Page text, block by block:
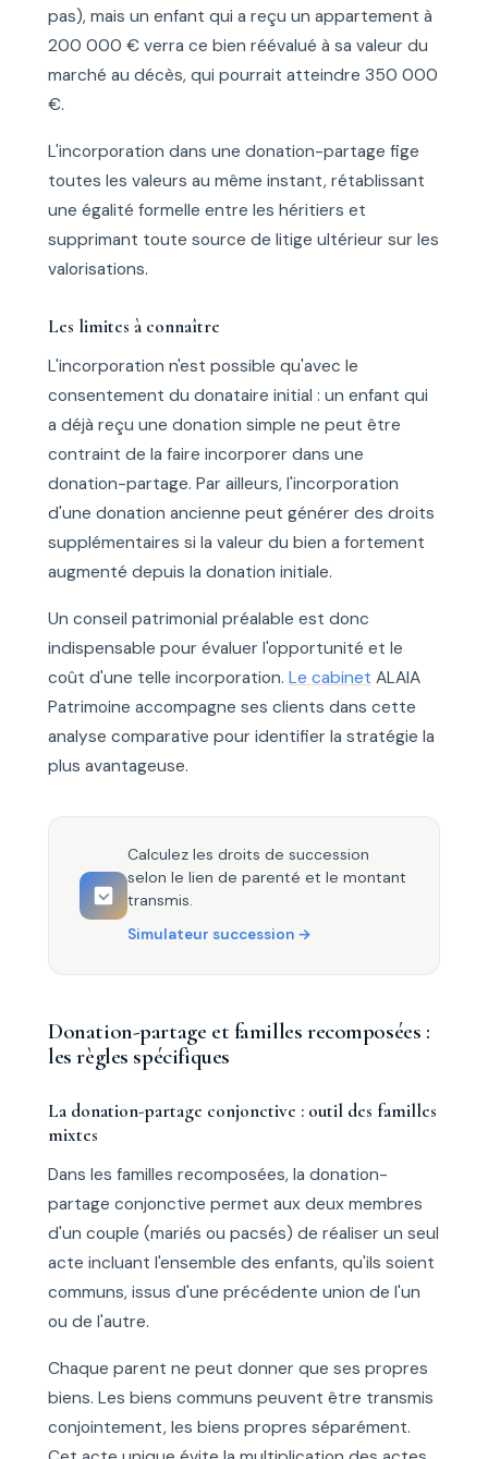
pas), mais un enfant qui a reçu un appartement à
200 000 € verra ce bien réévalué à sa valeur du
marché au décès, qui pourrait atteindre 350 000
€.
L'incorporation dans une donation-partage fige
toutes les valeurs au même instant, rétablissant
une égalité formelle entre les héritiers et
supprimant toute source de litige ultérieur sur les
valorisations.
Les limites à connaître
L'incorporation n'est possible qu'avec le
consentement du donataire initial : un enfant qui
a déjà reçu une donation simple ne peut être
contraint de la faire incorporer dans une
donation-partage. Par ailleurs, l'incorporation
d'une donation ancienne peut générer des droits
supplémentaires si la valeur du bien a fortement
augmenté depuis la donation initiale.
Un conseil patrimonial préalable est donc
indispensable pour évaluer l'opportunité et le
coût d'une telle incorporation. Le cabinet ALAIA
Patrimoine accompagne ses clients dans cette
analyse comparative pour identifier la stratégie la
plus avantageuse.
Calculez les droits de succession
selon le lien de parenté et le montant
transmis.
Simulateur succession
Donation-partage et familles recomposées :
les règles spécifiques
La donation-partage conjonctive : outil des familles
mixtes
Dans les familles recomposées, la donation-
partage conjonctive permet aux deux membres
d'un couple (mariés ou pacsés) de réaliser un seul
acte incluant l'ensemble des enfants, qu'ils soient
communs, issus d'une précédente union de l'un
ou de l'autre.
Chaque parent ne peut donner que ses propres
biens. Les biens communs peuvent être transmis
conjointement, les biens propres séparément.